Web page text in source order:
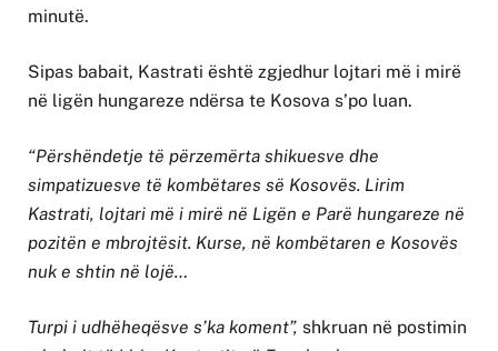
minutë.
Sipas babait, Kastrati është zgjedhur lojtari më i mirë
në ligën hungareze ndërsa te Kosova s’po luan.
“Përshëndetje të përzemërta shikuesve dhe
simpatizuesve të kombëtares së Kosovës. Lirim
Kastrati, lojtari më i mirë në Ligën e Parë hungareze në
pozitën e mbrojtësit. Kurse, në kombëtaren e Kosovës
nuk e shtin në lojë…
Turpi i udhëheqësve s’ka koment”, shkruan në postimin